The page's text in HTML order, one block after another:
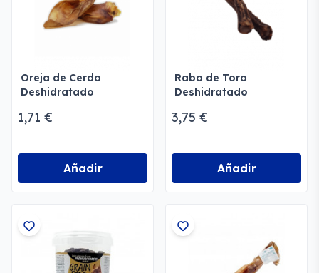
Oreja de Cerdo
Deshidratado
1,71 €
Añadir
Rabo de Toro
Deshidratado
3,75 €
Añadir